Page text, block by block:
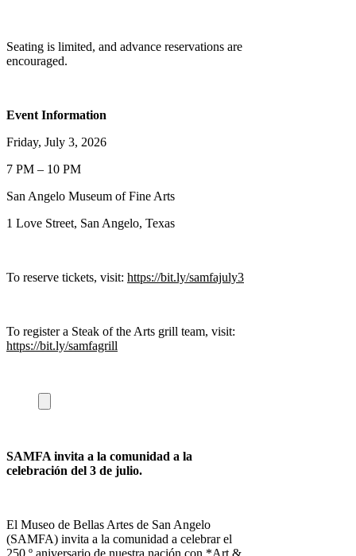
Seating is limited, and advance reservations are
encouraged.
Event Information
Friday, July 3, 2026
7 PM – 10 PM
San Angelo Museum of Fine Arts
1 Love Street, San Angelo, Texas
To reserve tickets, visit: https://bit.ly/samfajuly3
To register a Steak of the Arts grill team, visit:
https://bit.ly/samfagrill
SAMFA invita a la comunidad a la
celebración del 3 de julio.
El Museo de Bellas Artes de San Angelo
(SAMFA) invita a la comunidad a celebrar el
250.º aniversario de nuestra nación con *Art &